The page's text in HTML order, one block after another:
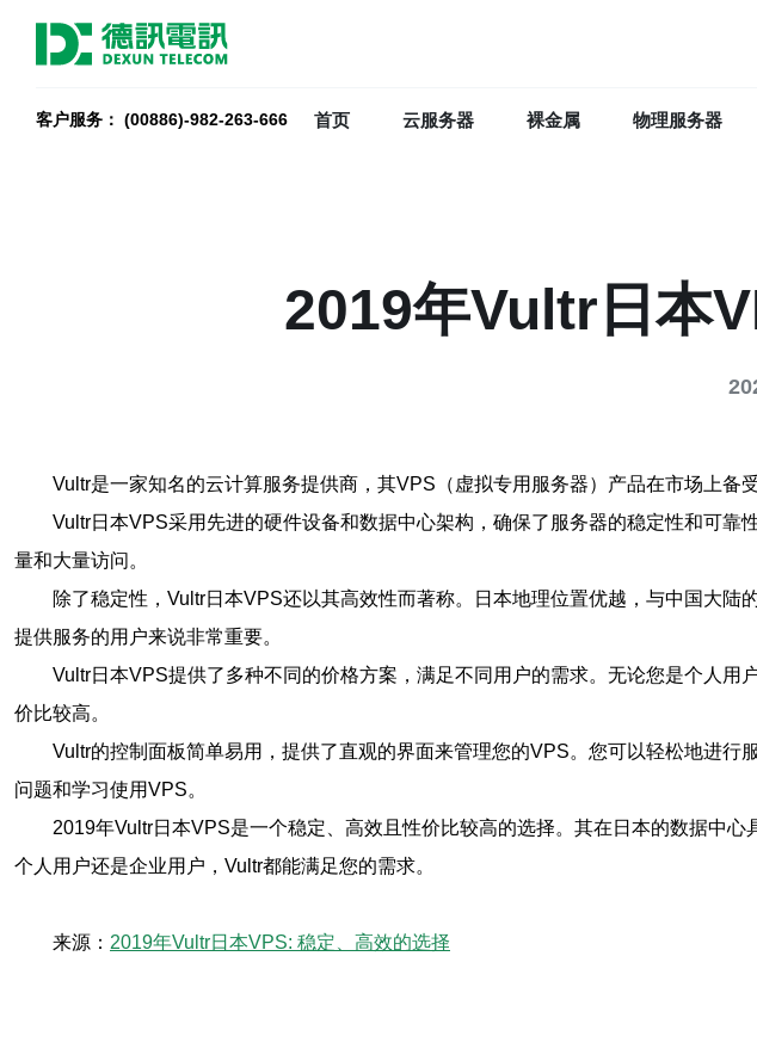
客户服务： (00886)-982-263-666 首页 云服务器 裸金属 物理服务器
2019年Vultr日本
Vultr是一家知名的云计算服务提供商，其VPS（虚拟专用服务器）产品在市场上备
Vultr日本VPS采用先进的硬件设备和数据中心架构，确保了服务器的稳定性和可
量和大量访问。
除了稳定性，Vultr日本VPS还以其高效性而著称。日本地理位置优越，与中国大
提供服务的用户来说非常重要。
Vultr日本VPS提供了多种不同的价格方案，满足不同用户的需求。无论您是个人
价比较高。
Vultr的控制面板简单易用，提供了直观的界面来管理您的VPS。您可以轻松地进
问题和学习使用VPS。
2019年Vultr日本VPS是一个稳定、高效且性价比较高的选择。其在日本的数据中
个人用户还是企业用户，Vultr都能满足您的需求。
来源： 2019年Vultr日本VPS: 稳定、高效的选择